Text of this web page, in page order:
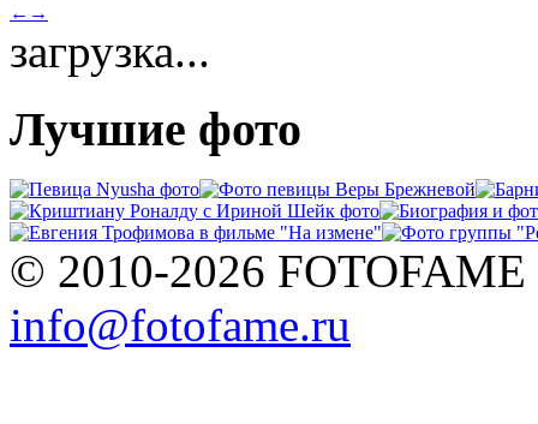
← →
загрузка...
Лучшие фото
© 2010-2026 FOTOFAME
info@fotofame.ru